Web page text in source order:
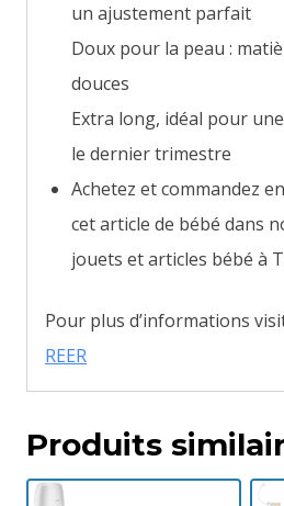
un ajustement parfait
Doux pour la peau :
douces
Extra long, idéal pour
le dernier trimestre
Achetez et commandez
cet article de bébé dans
jouets et articles bébé à
Pour plus d’informations
REER
Produits